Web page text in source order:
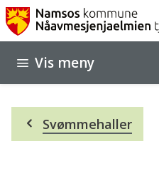
Vis meny
her:
Svømmehaller